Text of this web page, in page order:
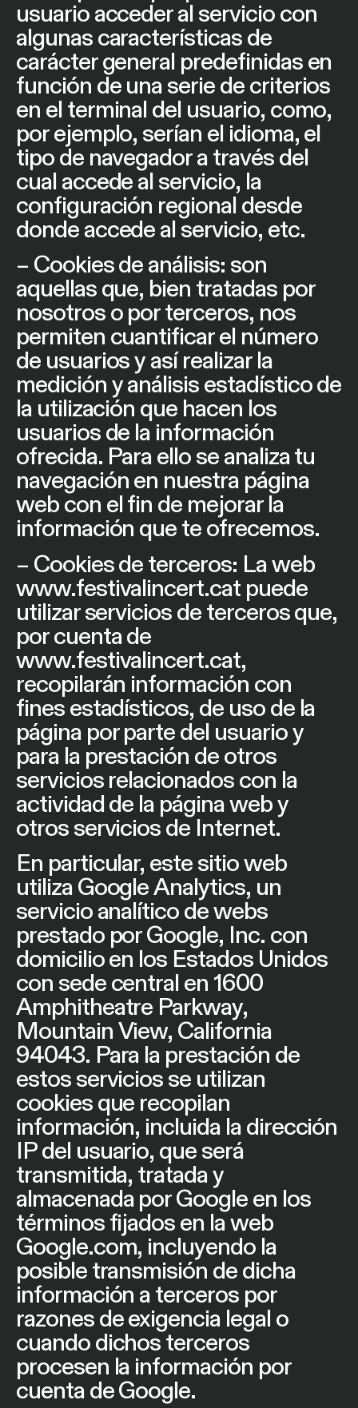
usuario acceder al servicio con
algunas características de
carácter general predefinidas en
función de una serie de criterios
en el terminal del usuario, como,
por ejemplo, serían el idioma, el
tipo de navegador a través del
cual accede al servicio, la
configuración regional desde
donde accede al servicio, etc.
– Cookies de análisis: son
aquellas que, bien tratadas por
nosotros o por terceros, nos
permiten cuantificar el número
de usuarios y así realizar la
medición y análisis estadístico de
la utilización que hacen los
usuarios de la información
ofrecida. Para ello se analiza tu
navegación en nuestra página
web con el fin de mejorar la
información que te ofrecemos.
– Cookies de terceros: La web
www.festivalincert.catpuede
utilizar servicios de terceros que,
por cuenta de
www.festivalincert.cat,
recopilarán información con
fines estadísticos, de uso de la
página por parte del usuario y
para la prestación de otros
servicios relacionados con la
actividad de la página web y
otros servicios de Internet.
En particular, este sitio web
utiliza Google Analytics, un
servicio analítico de webs
prestado por Google, Inc. con
domicilio en los Estados Unidos
con sede central en 1600
Amphitheatre Parkway,
Mountain View, California
94043. Para la prestación de
estos servicios se utilizan
cookies que recopilan
información, incluida la dirección
IP del usuario, que será
transmitida, tratada y
almacenada por Google en los
términos fijados en la web
Google.com, incluyendo la
posible transmisión de dicha
información a terceros por
razones de exigencia legal o
cuando dichos terceros
procesen la información por
cuenta de Google.